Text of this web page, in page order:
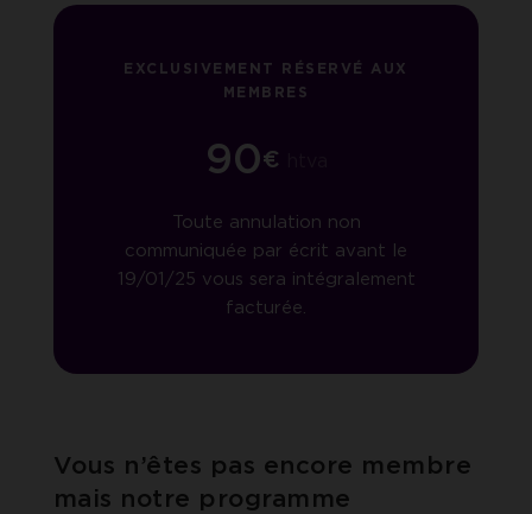
EXCLUSIVEMENT RÉSERVÉ AUX
MEMBRES
90€
Toute annulation non
communiquée par écrit avant le
19/01/25 vous sera intégralement
facturée.
Vous n’êtes pas encore membre
mais notre programme